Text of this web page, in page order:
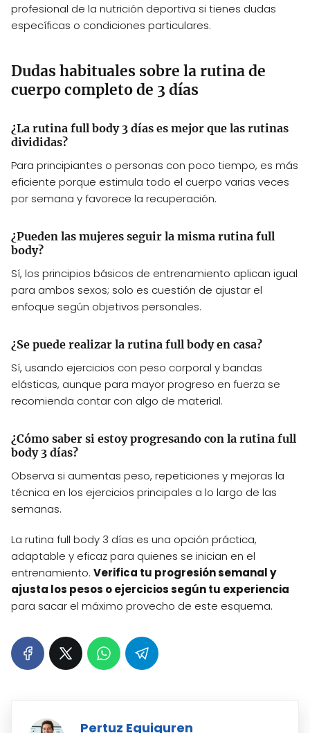
profesional de la nutrición deportiva si tienes dudas
específicas o condiciones particulares.
Dudas habituales sobre la rutina de
cuerpo completo de 3 días
¿La rutina full body 3 días es mejor que las rutinas
divididas?
Para principiantes o personas con poco tiempo, es más
eficiente porque estimula todo el cuerpo varias veces
por semana y favorece la recuperación.
¿Pueden las mujeres seguir la misma rutina full
body?
Sí, los principios básicos de entrenamiento aplican igual
para ambos sexos; solo es cuestión de ajustar el
enfoque según objetivos personales.
¿Se puede realizar la rutina full body en casa?
Sí, usando ejercicios con peso corporal y bandas
elásticas, aunque para mayor progreso en fuerza se
recomienda contar con algo de material.
¿Cómo saber si estoy progresando con la rutina full
body 3 días?
Observa si aumentas peso, repeticiones y mejoras la
técnica en los ejercicios principales a lo largo de las
semanas.
La rutina full body 3 días es una opción práctica,
adaptable y eficaz para quienes se inician en el
entrenamiento. Verifica tu progresión semanal y
ajusta los pesos o ejercicios según tu experiencia
para sacar el máximo provecho de este esquema.
Pertuz Eguiguren